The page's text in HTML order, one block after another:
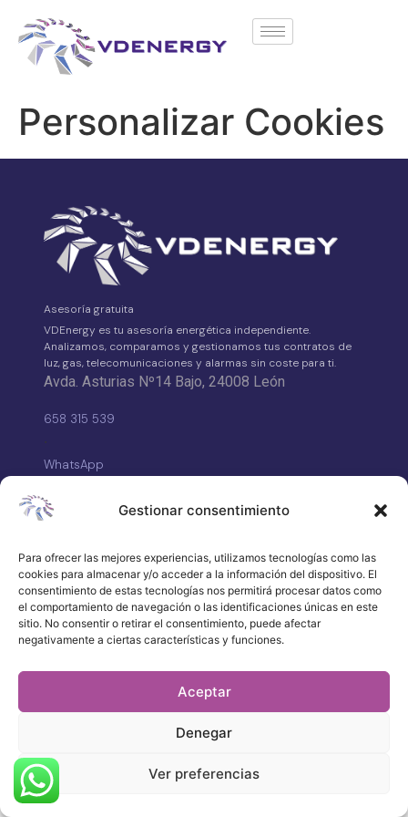
Gestionar consentimiento
Para ofrecer las mejores experiencias, utilizamos tecnologías como las
cookies para almacenar y/o acceder a la información del dispositivo. El
consentimiento de estas tecnologías nos permitirá procesar datos como
el comportamiento de navegación o las identificaciones únicas en este
sitio. No consentir o retirar el consentimiento, puede afectar
negativamente a ciertas características y funciones.
Aceptar
Denegar
Ver preferencias
Personalizar Cookies
Asesoría gratuita
VDEnergy es tu asesoría energética independiente.
Analizamos, comparamos y gestionamos tus contratos de
luz, gas, telecomunicaciones y alarmas sin coste para ti.
Avda. Asturias Nº14 Bajo, 24008 León
658 315 539
·
WhatsApp
© 2026 VDEnergy. Todos los derechos
reservados.
Política de privacidad
Aviso legal
Trabaja con nosotros